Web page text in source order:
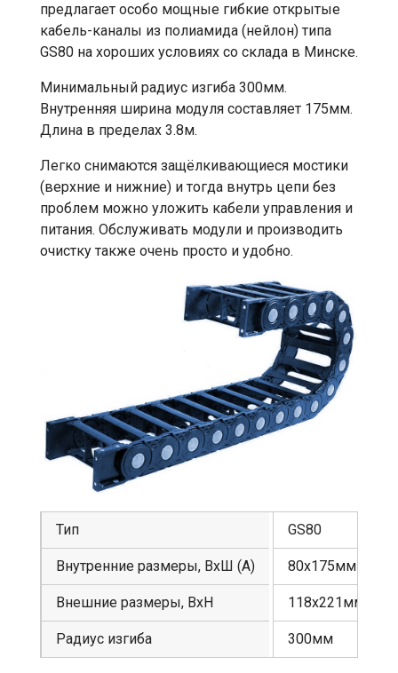
предлагает особо мощные гибкие открытые
кабель-каналы из полиамида (нейлон) типа
GS80 на хороших условиях со склада в Минске.
Минимальный радиус изгиба 300мм.
Внутренняя ширина модуля составляет 175мм.
Длина в пределах 3.8м.
Легко снимаются защёлкивающиеся мостики
(верхние и нижние) и тогда внутрь цепи без
проблем можно уложить кабели управления и
питания. Обслуживать модули и производить
очистку также очень просто и удобно.
Тип
Внутренние размеры, ВхШ (А)
Внешние размеры, ВхН
Радиус изгиба
GS80
80х175мм
118х221мм
300мм